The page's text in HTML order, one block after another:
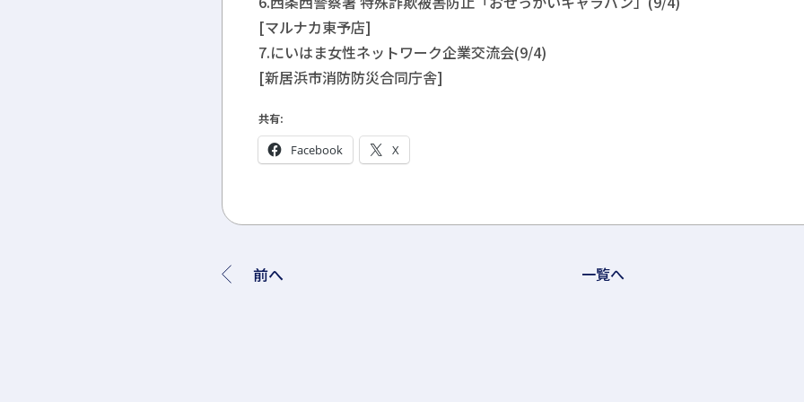
[マルナカ東予店]
7.にいはま女性ネットワーク企業交流会(9/4)
[新居浜市消防防災合同庁舎]
共有:
Facebook X
前へ 一覧へ